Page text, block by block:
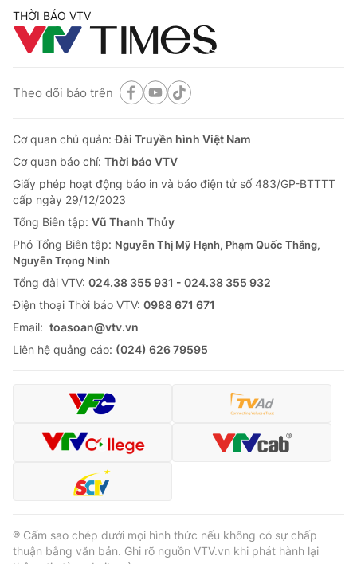
Phim VTV
Hậu trường
Giải sao mai
Giải trí
Điện ảnh
Âm nhạc
Du lịch
Làm đẹp
Chất lượng cuộc sống
Tuyển sinh
Học trực tuyến
Công nghệ
Hitech Công nghệ tương lai
Sản phẩm
Thị trường
Tư vấn
Giao lưu trực tuyến
Lịch phát sóng
Chuyên mục khác
Emagazine Podcast
Video Shorts video
VTV Money
VTV Sức khoẻ Bất động sản
THỜI BÁO VTV
Theo dõi báo trên
Cơ quan chủ quản:Đài Truyền hình Việt Nam
Cơ quan báo chí: Thời báo VTV
Giấy phép hoạt động báo in và báo điện tử số 483/GP-BTTTT
cấp ngày 29/12/2023
Tổng Biên tập: Vũ Thanh Thủy
Phó Tổng Biên tập: Nguyễn Thị Mỹ Hạnh, Phạm Quốc Thắng,
Nguyễn Trọng Ninh
Tổng đài VTV: 024.38 355 931 - 024.38 355 932
Ðiện thoại Thời báo VTV: 0988 671 671
Email: toasoan@vtv.vn
Liên hệ quảng cáo: (024) 626 79595
® Cấm sao chép dưới mọi hình thức nếu không có sự chấp
thuận bằng văn bản. Ghi rõ nguồn VTV.vn khi phát hành lại